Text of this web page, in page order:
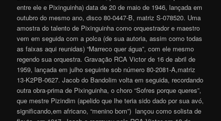
entre ele e Pixinguinha) data de 20 de maio de 1946, lançada em
outubro do mesmo ano, disco 80-0447-B, matriz S-078520. Uma
amostra do talento de Pixinguinha como orquestrador e maestro
vem em seguida com a polca (de sua autoria, assim como todas
as faixas aqui reunidas) “Marreco quer água”, com ele mesmo
regendo sua orquestra. Gravação RCA Victor de 16 de abril de
1959, lançada em julho seguinte sob número 80-2081-A,matriz
13-K2PB-0627. Jacob do Bandolim volta em seguida, recordando
outra obra-prima de Pixinguinha, o choro “Sofres porque queres”,
que mestre Pizindim (apelido que lhe teria sido dado por sua avó,
significando,em africano, “menino bom”) lançou como solista de